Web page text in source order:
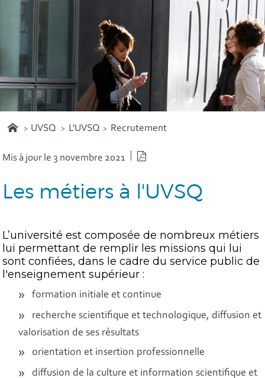
UVSQ L'UVSQ Recrutement
Mis à jour le 3 novembre 2021
Les métiers à l'UVSQ
L’université est composée de nombreux métiers
lui permettant de remplir les missions qui lui
sont confiées, dans le cadre du service public de
l'enseignement supérieur :
formation initiale et continue
recherche scientifique et technologique, diffusion et
valorisation de ses résultats
orientation et insertion professionnelle
diffusion de la culture et information scientifique et